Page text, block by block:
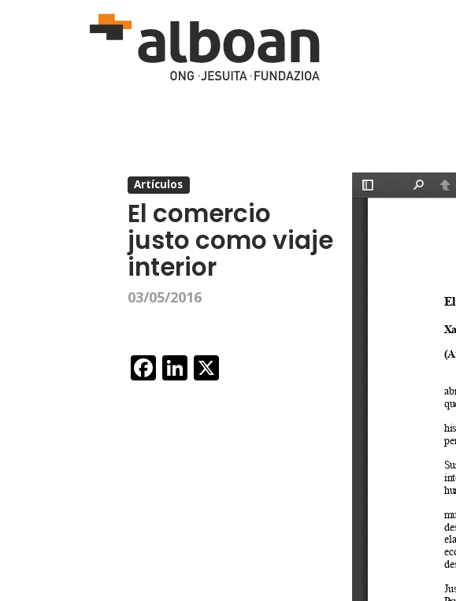
Pasar al contenido principal
Artículos
El comercio
justo como viaje
interior
03/05/2016
Facebook
LinkedIn
X